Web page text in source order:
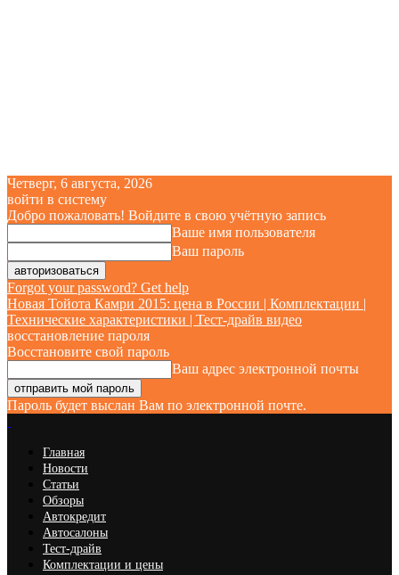
Четверг, 6 августа, 2026
войти в систему
Добро пожаловать! Войдите в свою учётную запись
Ваше имя пользователя
Ваш пароль
Forgot your password? Get help
Новая Тойота Камри 2015: цена в России | Комплектации |
Технические характеристики | Тест-драйв видео
восстановление пароля
Восстановите свой пароль
Ваш адрес электронной почты
Пароль будет выслан Вам по электронной почте.
Главная
Новости
Статьи
Обзоры
Автокредит
Автосалоны
Тест-драйв
Комплектации и цены